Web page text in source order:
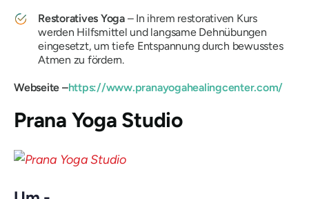
Restoratives Yoga– In ihrem restorativen Kurs
werden Hilfsmittel und langsame Dehnübungen
eingesetzt, um tiefe Entspannung durch bewusstes
Atmen zu fördern.
Webseite –https://www.pranayogahealingcenter.com/
Prana Yoga Studio